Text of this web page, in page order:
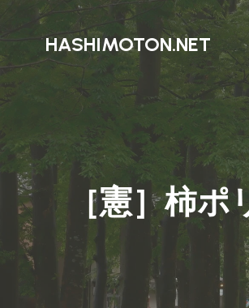
HASHIMOTON.NET
［憲］柿